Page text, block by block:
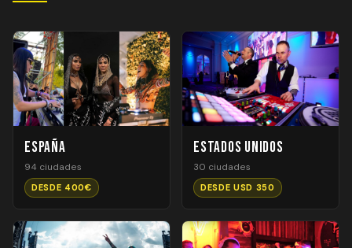
España
94 ciudades
DESDE 400€
Estados Unidos
30 ciudades
DESDE USD 350